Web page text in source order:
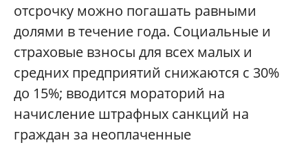
отсрочку можно погашать равными
долями в течение года. Социальные и
страховые взносы для всех малых и
средних предприятий снижаются с 30%
до 15%; вводится мораторий на
начисление штрафных санкций на
граждан за неоплаченные